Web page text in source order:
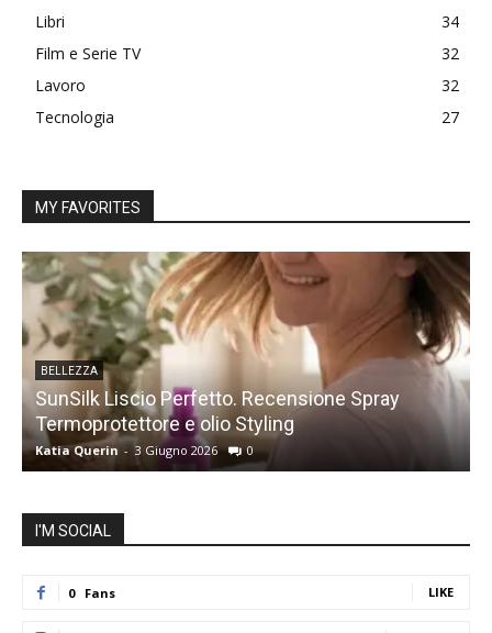
Libri
34
Film e Serie TV
32
Lavoro
32
Tecnologia
27
MY FAVORITES
BELLEZZA
SunSilk Liscio Perfetto. Recensione Spray
Termoprotettore e olio Styling
Katia Querin - 3 Giugno 2026 0
I'M SOCIAL
0 Fans LIKE